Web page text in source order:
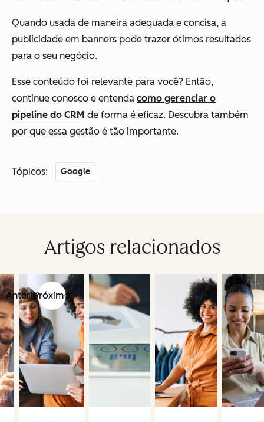
Quando usada de maneira adequada e concisa, a
publicidade em banners pode trazer ótimos resultados
para o seu negócio.
Esse conteúdo foi relevante para você? Então,
continue conosco e entenda como gerenciar o
pipeline do CRM de forma é eficaz. Descubra também
por que essa gestão é tão importante.
Tópicos: Google
Artigos relacionados
AnteriorPróximo